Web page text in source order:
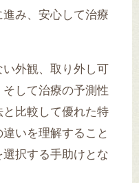
み、安心して治療
外観、取り外し可
して治療の予測性
比較して優れた特
いを理解すること
択する手助けとな